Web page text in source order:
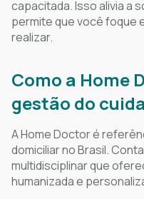
capacitada. Isso alivia a
permite que você foque
realizar.
Como a Home
gestão do
A Home Doctor é
domiciliar no Brasil.
multidisciplinar que
humanizada e